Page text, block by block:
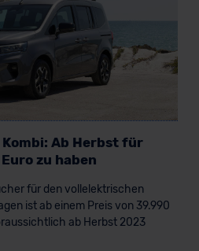
Kombi: Ab Herbst für
zu haben
für den vollelektrischen
ist ab einem Preis von 39.990
ab Herbst 2023